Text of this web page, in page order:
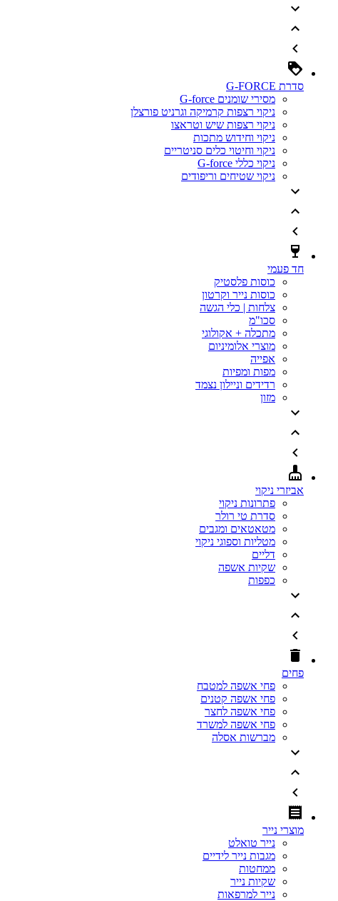
סדרת G-FORCE
מסירי שומנים G-force
ניקוי רצפות קרמיקה וגרניט פורצלן
ניקוי רצפות שיש וטראצו
ניקוי וחידוש מתכות
ניקוי וחיטוי כלים סניטריים
ניקוי כללי G-force
ניקוי שטיחים וריפודים
חד פעמי
כוסות פלסטיק
כוסות נייר וקרטון
צלחות | כלי הגשה
סכו"מ
מתכלה + אקולוגי
מוצרי אלומיניום
אפייה
מפות ומפיות
רדידים וניילון נצמד
מזון
אביזרי ניקוי
פתרונות ניקוי
סדרת טי רולר
מטאטאים ומגבים
מטליות וספוגי ניקוי
דליים
שקיות אשפה
כפפות
פחים
פחי אשפה למטבח
פחי אשפה קטנים
פחי אשפה לחצר
פחי אשפה למשרד
מברשות אסלה
מוצרי נייר
נייר טואלט
מגבות נייר לידיים
ממחטות
שקיות נייר
נייר למרפאות